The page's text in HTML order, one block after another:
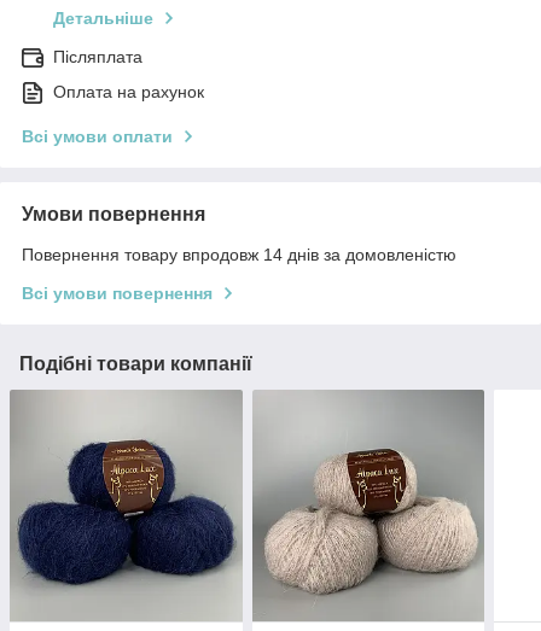
Детальніше
Післяплата
Оплата на рахунок
Всі умови оплати
Умови повернення
Повернення товару впродовж 14 днів за домовленістю
Всі умови повернення
Подібні товари компанії